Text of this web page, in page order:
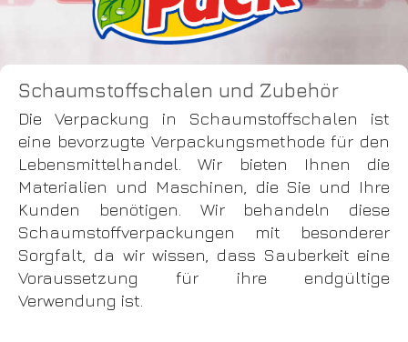
Schaumstoffschalen und Zubehör
Die Verpackung in Schaumstoffschalen ist
eine bevorzugte Verpackungsmethode für den
Lebensmittelhandel. Wir bieten Ihnen die
Materialien und Maschinen, die Sie und Ihre
Kunden benötigen. Wir behandeln diese
Schaumstoffverpackungen mit besonderer
Sorgfalt, da wir wissen, dass Sauberkeit eine
Voraussetzung für ihre endgültige
Verwendung ist.